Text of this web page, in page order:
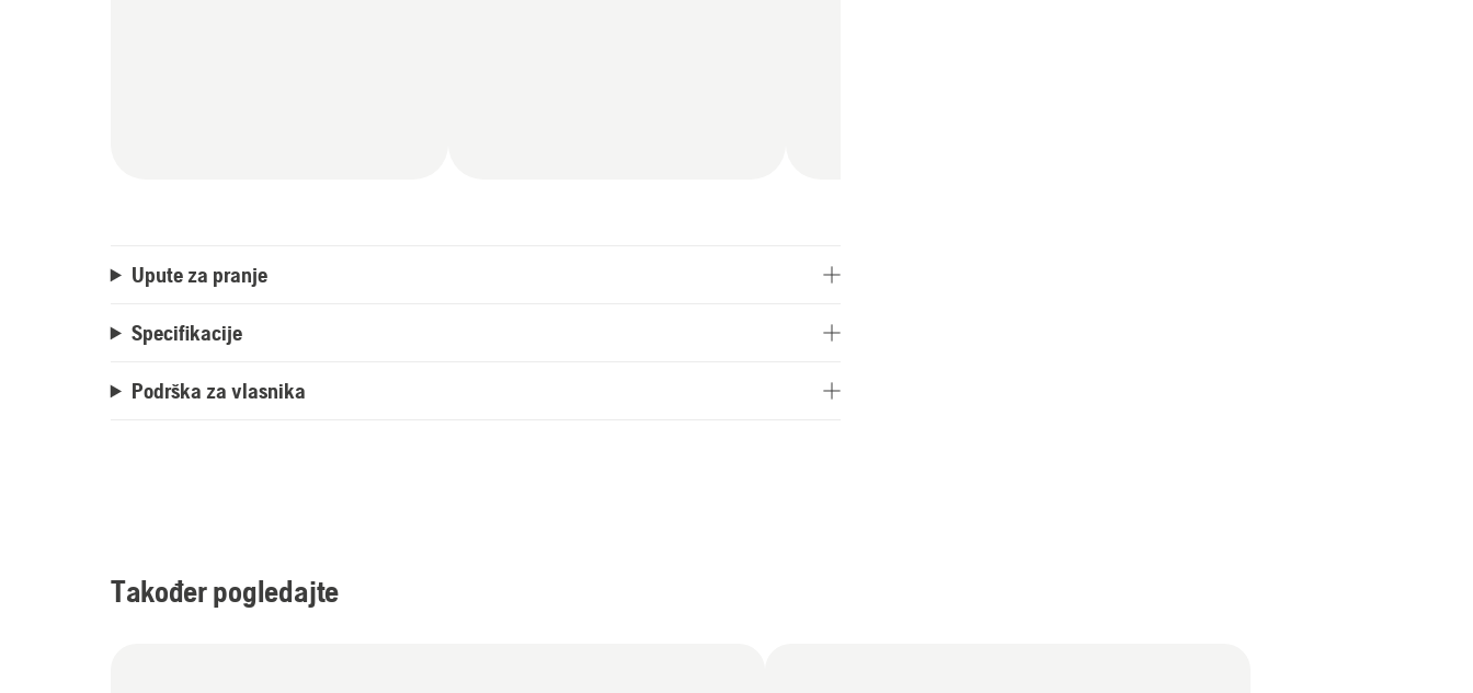
Upute za pranje
Specifikacije
Podrška za vlasnika
Također pogledajte